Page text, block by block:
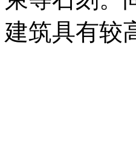
建筑具有较